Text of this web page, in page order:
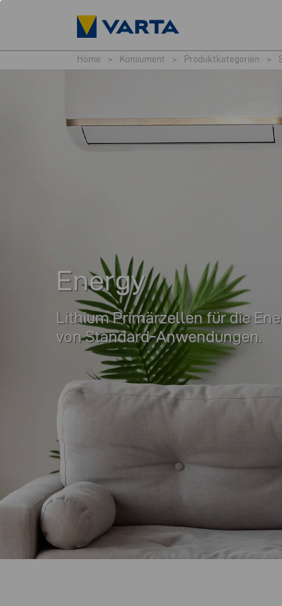
Home > Konsument > Produktkategorien >
Energy
Lithium Primärzellen für die
von Standard-Anwendungen.